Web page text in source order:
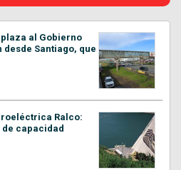
al Gobierno
desde Santiago, que
Ralco:
de capacidad